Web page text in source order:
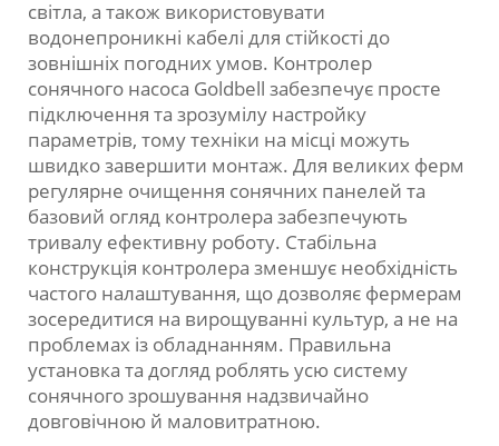
світла, а також використовувати
водонепроникні кабелі для стійкості до
зовнішніх погодних умов. Контролер
сонячного насоса Goldbell забезпечує просте
підключення та зрозумілу настройку
параметрів, тому техніки на місці можуть
швидко завершити монтаж. Для великих ферм
регулярне очищення сонячних панелей та
базовий огляд контролера забезпечують
тривалу ефективну роботу. Стабільна
конструкція контролера зменшує необхідність
частого налаштування, що дозволяє фермерам
зосередитися на вирощуванні культур, а не на
проблемах із обладнанням. Правильна
установка та догляд роблять усю систему
сонячного зрошування надзвичайно
довговічною й маловитратною.